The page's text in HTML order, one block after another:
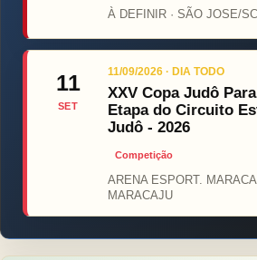
À DEFINIR · SÃO JOSE/SC
11
SET
11/09/2026 · DIA TODO
XXV Copa Judô
Etapa do Circuito
Judô - 2026
Competição
ARENA ESPORT.
MARACAJU